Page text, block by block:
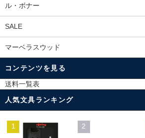
ル・ボナー
SALE
マーベラスウッド
コンテンツを見る
送料一覧表
人気文具ランキング
1 2